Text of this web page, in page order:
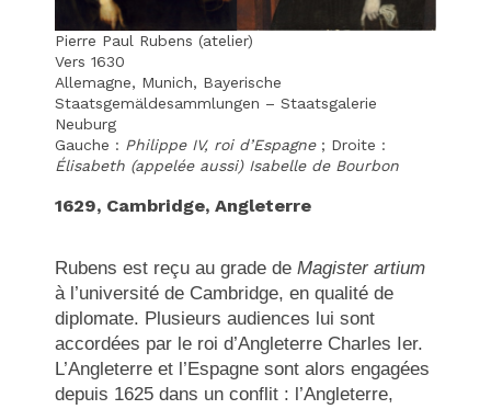
Pierre Paul Rubens (atelier)
Vers 1630
Allemagne, Munich, Bayerische
Staatsgemäldesammlungen – Staatsgalerie
Neuburg
Gauche : Philippe IV, roi d’Espagne; Droite :
Élisabeth (appelée aussi) Isabelle de Bourbon
1629, Cambridge, Angleterre
Rubens est reçu au grade deMagister artium
à l’université de Cambridge, en qualité de
diplomate. Plusieurs audiences lui sont
accordées par le roi d’Angleterre Charles Ier.
L’Angleterre et l’Espagne sont alors engagées
depuis 1625 dans un conflit : l’Angleterre,